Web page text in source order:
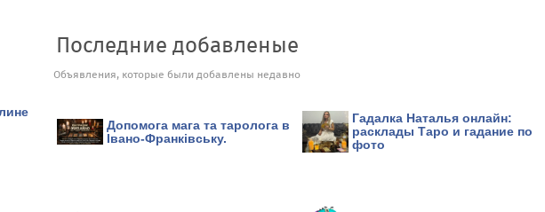
Последние добавленые
Объявления, которые были добавлены недавно
Допомога мага та таролога в
Івано-Франківську.
Гадалка Наталья онлайн:
расклады Таро и гадание по
фото